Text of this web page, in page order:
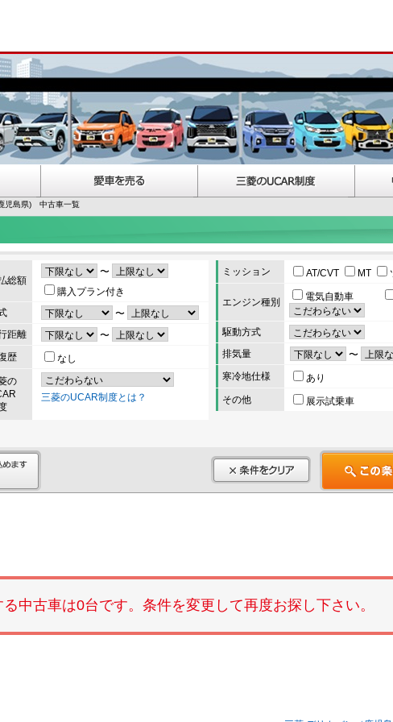
児島県) 中古車一覧
総額
〜
購入プラン付き
〜
距離
〜
歴
なし
の
三菱のUCAR制度とは？
ミッション AT/CVT MT
エンジン種別 電気自動車
駆動方式
排気量
〜
寒冷地仕様
あり
その他
展示試乗車
中古車は0台です。条件を変更して再度お探し下さい。